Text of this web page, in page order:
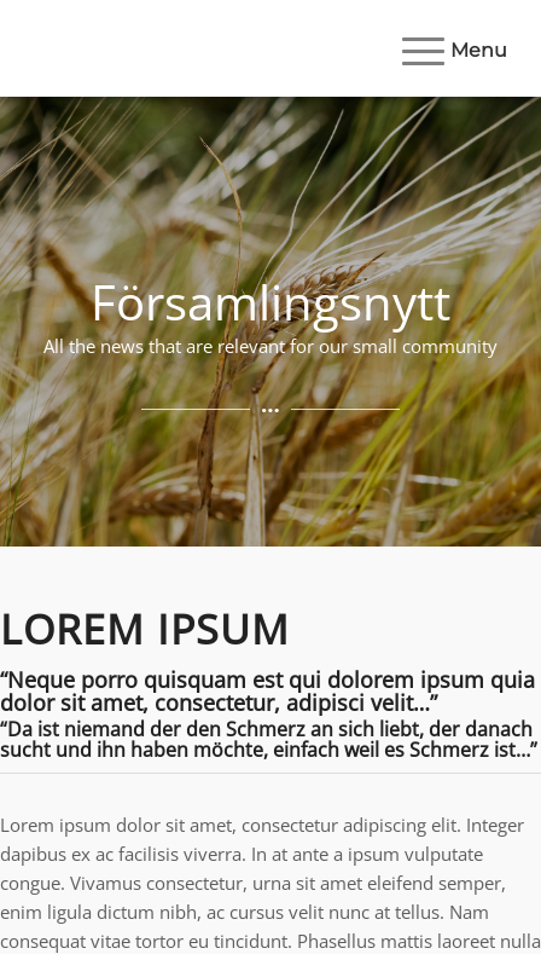
Menu
Församlingsnytt
All the news that are relevant for our small community
LOREM IPSUM
“Neque porro quisquam est qui dolorem ipsum quia
dolor sit amet, consectetur, adipisci velit…”
“Da ist niemand der den Schmerz an sich liebt, der danach
sucht und ihn haben möchte, einfach weil es Schmerz ist…”
Lorem ipsum dolor sit amet, consectetur adipiscing elit. Integer
dapibus ex ac facilisis viverra. In at ante a ipsum vulputate
congue. Vivamus consectetur, urna sit amet eleifend semper,
enim ligula dictum nibh, ac cursus velit nunc at tellus. Nam
consequat vitae tortor eu tincidunt. Phasellus mattis laoreet nulla